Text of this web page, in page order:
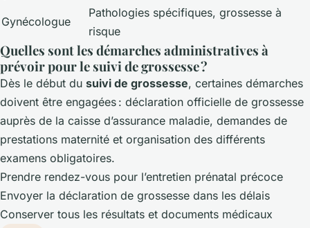
Gynécologue
Pathologies spécifiques, grossesse à
risque
Quelles sont les démarches administratives à
prévoir pour le suivi de grossesse ?
Dès le début du suivi de grossesse, certaines démarches
doivent être engagées : déclaration officielle de grossesse
auprès de la caisse d’assurance maladie, demandes de
prestations maternité et organisation des différents
examens obligatoires.
Prendre rendez-vous pour l’entretien prénatal précoce
Envoyer la déclaration de grossesse dans les délais
Conserver tous les résultats et documents médicaux